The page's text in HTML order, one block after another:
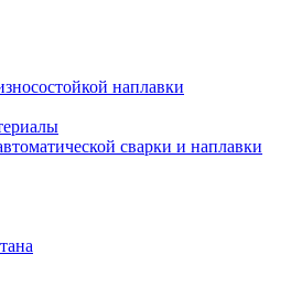
наплавки
сварки и наплавки